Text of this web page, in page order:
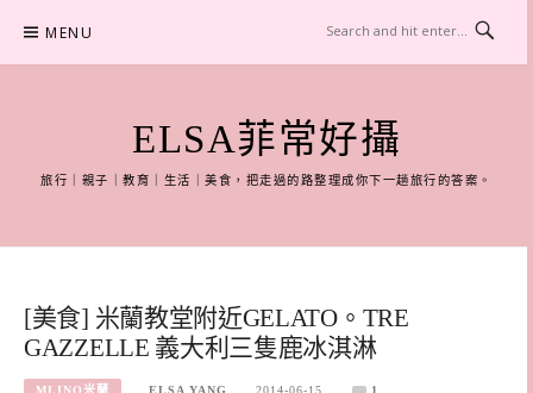
content
MENU
ELSA菲常好攝
旅行｜親子｜教育｜生活｜美食，把走過的路整理成你下一趟旅行的答案。
[美食] 米蘭教堂附近GELATO。TRE
GAZZELLE 義大利三隻鹿冰淇淋
MLINO米蘭 ELSA YANG 2014-06-15 1